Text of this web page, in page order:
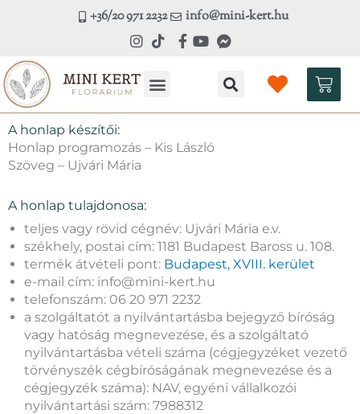
+36/20 971 2232 info@mini-kert.hu
A honlap készítői:
Honlap programozás – Kis László
Szöveg – Ujvári Mária
A honlap tulajdonosa:
teljes vagy rövid cégnév: Ujvári Mária e.v.
székhely, postai cím: 1181 Budapest Baross u. 108.
termék átvételi pont: Budapest, XVIII. kerület
e-mail cím: info@mini-kert.hu
telefonszám: 06 20 971 2232
a szolgáltatót a nyilvántartásba bejegyző bíróság
vagy hatóság megnevezése, és a szolgáltató
nyilvántartásba vételi száma (cégjegyzéket vezető
törvényszék cégbíróságának megnevezése és a
cégjegyzék száma): NAV, egyéni vállalkozói
nyilvántartási szám: 7988312